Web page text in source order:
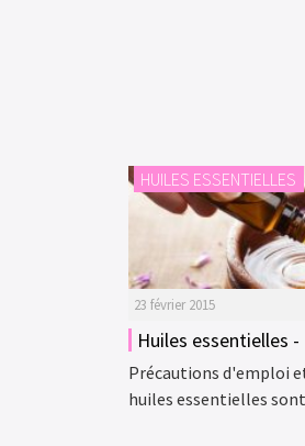
HUILES ESSENTIELLES
23 février 2015
Huiles essentielles
Précautions d'emploi
huiles essentielles